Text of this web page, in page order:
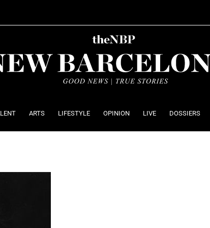
ARTS LIFESTYLE OPINION LIVE DOSSIERS